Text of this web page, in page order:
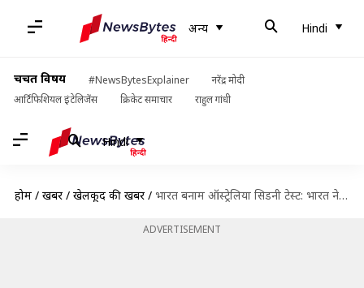
अन्य Hindi
चर्चित विषय #NewsBytesExplainer
नरेंद्र मोदी
आर्टिफिशियल इंटेलिजेंस
क्रिकेट समाचार राहुल गांधी
Hindi
होम / खबरें / खेलकूद की खबरें / भारत बनाम ऑस्ट्रेलिया सिडनी टेस्ट: भारत ने बनाया विशाल स्कोर, जानिए दूसरे दिन के महत्वपूर्ण पल
ADVERTISEMENT